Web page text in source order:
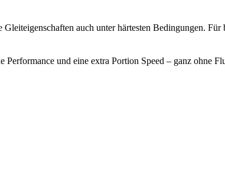
auch unter härtesten Bedingungen. Für
und eine extra Portion Speed – ganz ohne